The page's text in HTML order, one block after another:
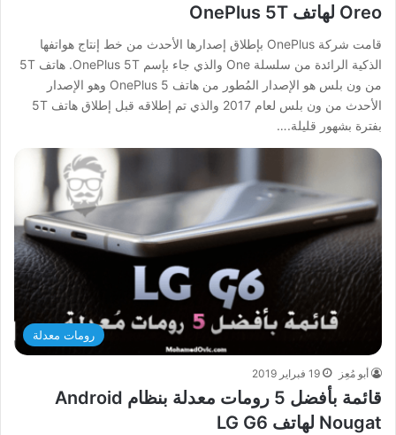
Oreo لهاتف OnePlus 5T
قامت شركة OnePlus بإطلاق إصدارها الأحدث من خط إنتاج هواتفها
الذكية الرائدة من سلسلة One والذي جاء بإسم OnePlus 5T. هاتف 5T
من ون بلس هو الإصدار المُطور من هاتف OnePlus 5 وهو الإصدار
الأحدث من ون بلس لعام 2017 والذي تم إطلاقه قبل إطلاق هاتف 5T
بفترة بشهور قليلة.…
رومات معدلة
أبو مُعِز 19 فبراير 2019
قائمة بأفضل 5 رومات معدلة بنظام Android
Nougat لهاتف LG G6